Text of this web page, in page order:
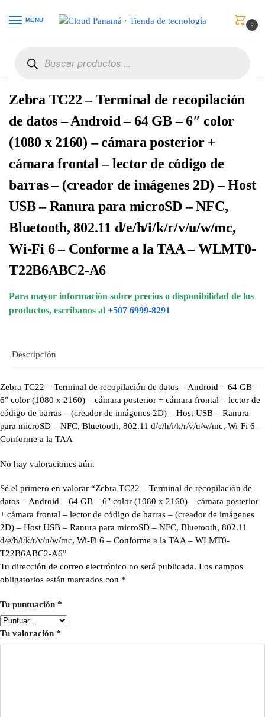
MENU
0
Zebra TC22 – Terminal de recopilación
de datos – Android – 64 GB – 6″ color
(1080 x 2160) – cámara posterior +
cámara frontal – lector de código de
barras – (creador de imágenes 2D) – Host
USB – Ranura para microSD – NFC,
Bluetooth, 802.11 d/e/h/i/k/r/v/u/w/mc,
Wi-Fi 6 – Conforme a la TAA – WLMT0-
T22B6ABC2-A6
Para mayor información sobre precios o disponibilidad de los
productos, escribanos al +507 6999-8291
Descripción
Zebra TC22 – Terminal de recopilación de datos – Android – 64 GB –
6″ color (1080 x 2160) – cámara posterior + cámara frontal – lector de
código de barras – (creador de imágenes 2D) – Host USB – Ranura
para microSD – NFC, Bluetooth, 802.11 d/e/h/i/k/r/v/u/w/mc, Wi-Fi 6 –
Conforme a la TAA
No hay valoraciones aún.
Sé el primero en valorar “Zebra TC22 – Terminal de recopilación de
datos – Android – 64 GB – 6″ color (1080 x 2160) – cámara posterior
+ cámara frontal – lector de código de barras – (creador de imágenes
2D) – Host USB – Ranura para microSD – NFC, Bluetooth, 802.11
d/e/h/i/k/r/v/u/w/mc, Wi-Fi 6 – Conforme a la TAA – WLMT0-
T22B6ABC2-A6”
Tu dirección de correo electrónico no será publicada. Los campos
obligatorios están marcados con *
Tu puntuación *
Tu valoración *